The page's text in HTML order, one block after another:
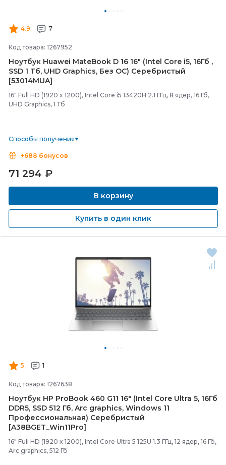
4.9 7
Код товара: 1267952
Ноутбук Huawei MateBook D 16 16" (Intel Core i5, 16Гб ,
SSD 1 Тб, UHD Graphics, Без ОС) Серебристый
[53014MUA]
16" Full HD (1920 x 1200), Intel Core i5 13420H 2.1 ГГц, 8 ядер, 16 Гб,
UHD Graphics, 1 Тб
Способы получения
+688 бонусов
71 294 ₽
В корзину
Купить в один клик
5 1
Код товара: 1267638
Ноутбук HP ProBook 460 G11 16" (Intel Core Ultra 5, 16Гб
DDR5, SSD 512 Гб, Arc graphics, Windows 11
Профессиональная) Серебристый
[A38BGET_Win11Pro]
16" Full HD (1920 x 1200), Intel Core Ultra 5 125U 1.3 ГГц, 12 ядер, 16 Гб,
Arc graphics, 512 Гб